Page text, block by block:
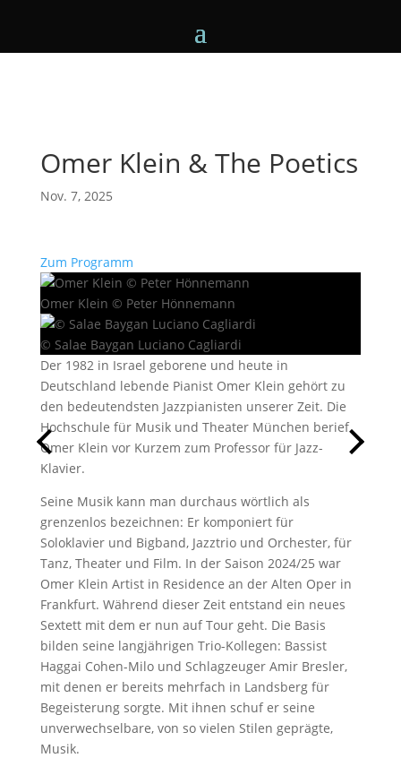
Omer Klein & The Poetics
Nov. 7, 2025
Zum Programm
Omer Klein © Peter Hönnemann
© Salae Baygan Luciano Cagliardi
Der 1982 in Israel geborene und heute in
Deutschland lebende Pianist Omer Klein gehört zu
den bedeutendsten Jazzpianisten unserer Zeit. Die
Hochschule für Musik und Theater München berief
Omer Klein vor Kurzem zum Professor für Jazz-
Klavier.
Seine Musik kann man durchaus wörtlich als
grenzenlos bezeichnen: Er komponiert für
Soloklavier und Bigband, Jazztrio und Orchester, für
Tanz, Theater und Film. In der Saison 2024/25 war
Omer Klein Artist in Residence an der Alten Oper in
Frankfurt. Während dieser Zeit entstand ein neues
Sextett mit dem er nun auf Tour geht. Die Basis
bilden seine langjährigen Trio-Kollegen: Bassist
Haggai Cohen-Milo und Schlagzeuger Amir Bresler,
mit denen er bereits mehrfach in Landsberg für
Begeisterung sorgte. Mit ihnen schuf er seine
unverwechselbare, von so vielen Stilen geprägte,
Musik.